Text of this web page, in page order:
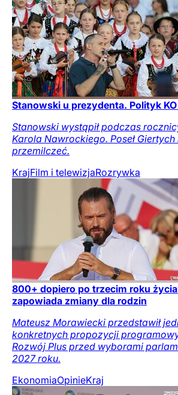
Stanowski u prezydenta. Polityk
Stanowski wystąpił podczas
Karola Nawrockiego. Poseł Giertych
przemilczeć.
KrajFilm i telewizjaRozrywka
800+ dopiero po trzecim roku
zapowiada zmiany dla rodzin
Mateusz Morawiecki przedstawił
konkretnych propozycji
Rozwój Plus przed wyborami
2027 roku.
EkonomiaOpinieKraj